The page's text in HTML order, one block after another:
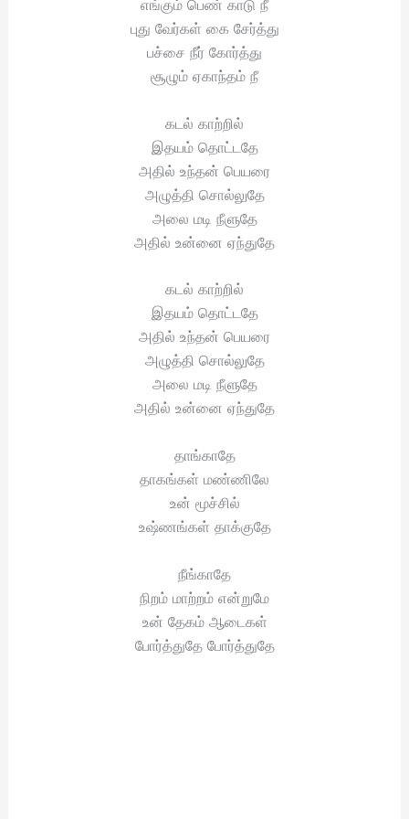
எங்கும் பெண் காடு நீ
புது வேர்கள் கை சேர்த்து
பச்சை நீர் கோர்த்து
சூழும் ஏகாந்தம் நீ
கடல் காற்றில்
இதயம் தொட்டதே
அதில் உந்தன் பெயரை
அழுத்தி சொல்லுதே
அலை மடி நீளுதே
அதில் உன்னை ஏந்துதே
கடல் காற்றில்
இதயம் தொட்டதே
அதில் உந்தன் பெயரை
அழுத்தி சொல்லுதே
அலை மடி நீளுதே
அதில் உன்னை ஏந்துதே
தாங்காதே
தாகங்கள் மண்ணிலே
உன் மூச்சில்
உஷ்ணங்கள் தாக்குதே
நீங்காதே
நிறம் மாற்றம் என்றுமே
உன் தேகம் ஆடைகள்
போர்த்துதே போர்த்துதே